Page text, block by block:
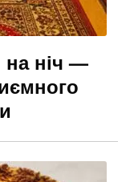
на ніч —